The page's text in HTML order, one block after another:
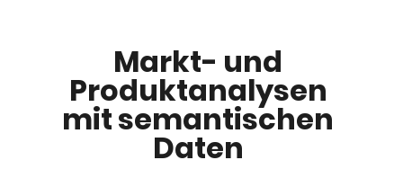
Markt- und
Produktanalysen
mit semantischen
Daten